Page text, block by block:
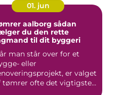
01. jun
aalborg sådan
du den rette
til dit byggeri
man står over for et
eller
er valget
tømrer ofte det vigtigste